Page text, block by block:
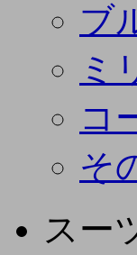
ブ
ミ
コ
そ
スー